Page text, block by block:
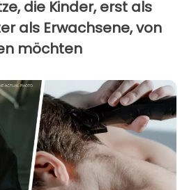
die Kinder, erst als
als Erwachsene, von
möchten